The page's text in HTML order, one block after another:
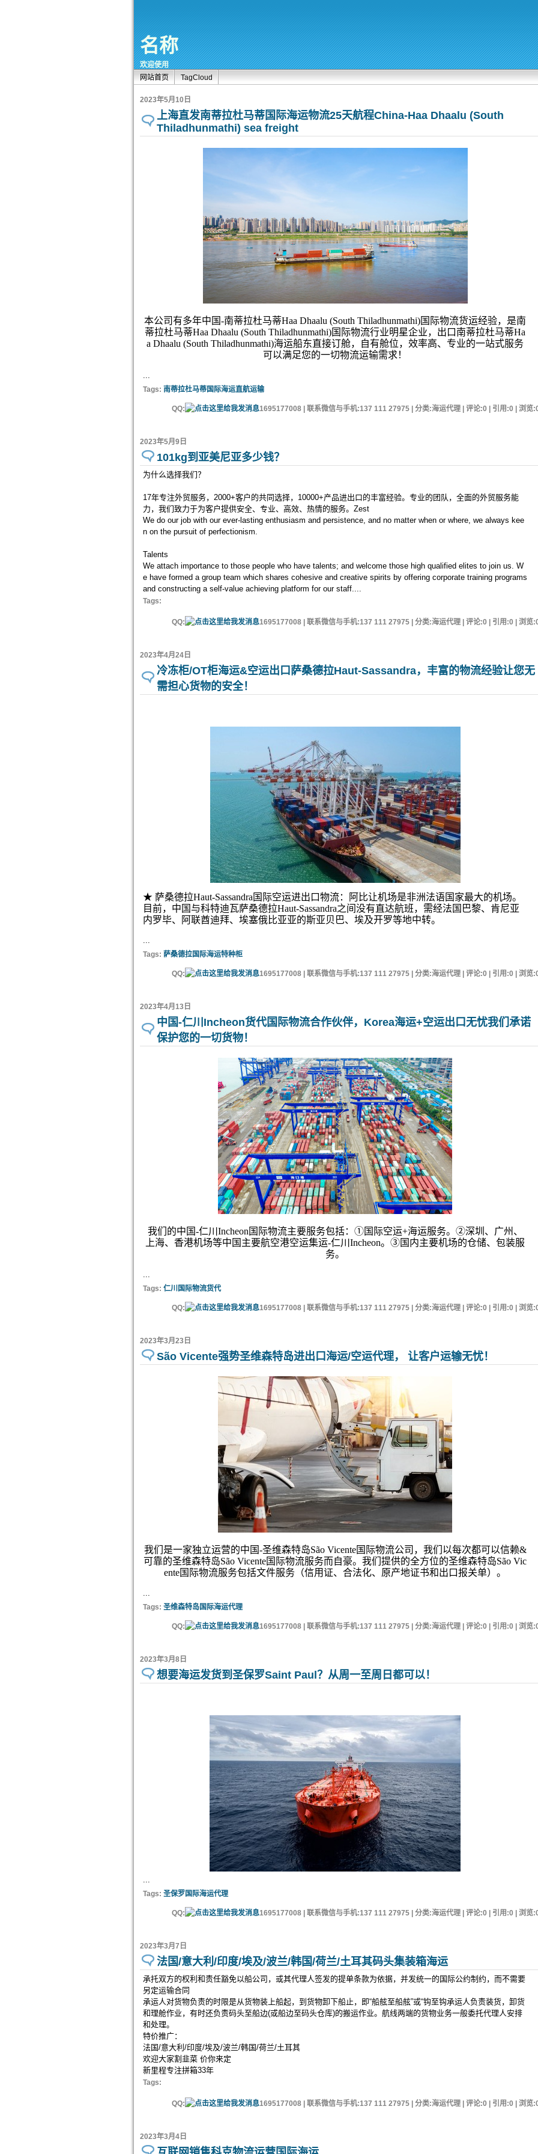
名称
欢迎使用
网站首页
TagCloud
2023年5月10日
上海直发南蒂拉杜马蒂国际海运物流25天航程China-Haa Dhaalu (South
Thiladhunmathi) sea freight
本公司有多年中国-南蒂拉杜马蒂Haa Dhaalu (South Thiladhunmathi)国际物流货运经验，是南
蒂拉杜马蒂Haa Dhaalu (South Thiladhunmathi)国际物流行业明星企业，出口南蒂拉杜马蒂Ha
a Dhaalu (South Thiladhunmathi)海运船东直接订舱，自有舱位，效率高、专业的一站式服务
可以满足您的一切物流运输需求！
...
Tags: 南蒂拉杜马蒂国际海运直航运输
QQ: 1695177008 | 联系微信与手机:137 111 27975 | 分类:海运代理 | 评论:0 | 引用:0 | 浏览:
2023年5月9日
101kg到亚美尼亚多少钱？
为什么选择我们？
17年专注外贸服务，2000+客户的共同选择，10000+产品进出口的丰富经验。专业的团队，全面的外贸服务能
力，我们致力于为客户提供安全、专业、高效、热情的服务。Zest
We do our job with our ever-lasting enthusiasm and persistence, and no matter when or where, we always kee
n on the pursuit of perfectionism.
Talents
We attach importance to those people who have talents; and welcome those high qualified elites to join us. W
e have formed a group team which shares cohesive and creative spirits by offering corporate training programs
and constructing a self-value achieving platform for our staff....
Tags:
QQ: 1695177008 | 联系微信与手机:137 111 27975 | 分类:海运代理 | 评论:0 | 引用:0 | 浏览:
2023年4月24日
冷冻柜/OT柜海运&空运出口萨桑德拉Haut-Sassandra，丰富的物流经验让您无
需担心货物的安全！
★ 萨桑德拉Haut-Sassandra国际空运进出口物流：阿比让机场是非洲法语国家最大的机场。
目前，中国与科特迪瓦萨桑德拉Haut-Sassandra之间没有直达航班，需经法国巴黎、肯尼亚
内罗毕、阿联酋迪拜、埃塞俄比亚亚的斯亚贝巴、埃及开罗等地中转。
...
Tags: 萨桑德拉国际海运特种柜
QQ: 1695177008 | 联系微信与手机:137 111 27975 | 分类:海运代理 | 评论:0 | 引用:0 | 浏览:
2023年4月13日
中国-仁川Incheon货代国际物流合作伙伴，Korea海运+空运出口无忧我们承诺
保护您的一切货物！
我们的中国-仁川Incheon国际物流主要服务包括：①国际空运+海运服务。②深圳、广州、
上海、香港机场等中国主要航空港空运集运-仁川Incheon。③国内主要机场的仓储、包装服
务。
...
Tags: 仁川国际物流货代
QQ: 1695177008 | 联系微信与手机:137 111 27975 | 分类:海运代理 | 评论:0 | 引用:0 | 浏览:
2023年3月23日
São Vicente强势圣维森特岛进出口海运/空运代理， 让客户运输无忧！
我们是一家独立运营的中国-圣维森特岛São Vicente国际物流公司，我们以每次都可以信赖&
可靠的圣维森特岛São Vicente国际物流服务而自豪。我们提供的全方位的圣维森特岛São Vic
ente国际物流服务包括文件服务（信用证、合法化、原产地证书和出口报关单）。
...
Tags: 圣维森特岛国际海运代理
QQ: 1695177008 | 联系微信与手机:137 111 27975 | 分类:海运代理 | 评论:0 | 引用:0 | 浏览:
2023年3月8日
想要海运发货到圣保罗Saint Paul？从周一至周日都可以！
...
Tags: 圣保罗国际海运代理
QQ: 1695177008 | 联系微信与手机:137 111 27975 | 分类:海运代理 | 评论:0 | 引用:0 | 浏览:
2023年3月7日
法国/意大利/印度/埃及/波兰/韩国/荷兰/土耳其码头集装箱海运
承托双方的权利和责任豁免以船公司，或其代理人签发的提单条款为依据，并发统一的国际公约制约，而不需要
另定运输合同
承运人对货物负责的时限是从货物装上船起，到货物卸下船止，即“船舷至船舷”或“钩至钩承运人负责装货，卸货
和理舱作业，有时还负责码头至船边(或船边至码头仓库)的搬运作业。航线两端的货物业务一般委托代理人安排
和处理。
特价推广：
法国/意大利/印度/埃及/波兰/韩国/荷兰/土耳其
欢迎大家割韭菜 价你来定
新里程专注拼箱33年
Tags:
QQ: 1695177008 | 联系微信与手机:137 111 27975 | 分类:海运代理 | 评论:0 | 引用:0 | 浏览:
2023年3月4日